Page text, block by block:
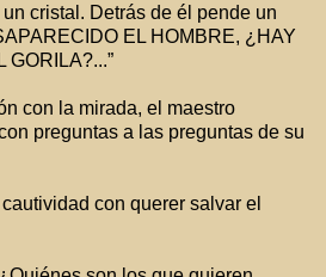
cristal. Detrás de él pende un
EL HOMBRE, ¿HAY
GORILA?...”
con la mirada, el maestro
preguntas a las preguntas de su
con querer salvar el